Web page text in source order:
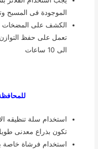
الموجودة فى المسبح
الكشف على المضخات
الى 10 ساعات
استخدام سلة تنظيقه
تكون بذراع معدنى
استخدام فرشاة خاصة